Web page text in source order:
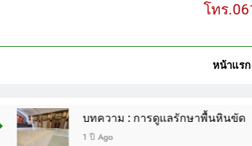
โทร
หน้าแรก
บทความ : การดูแลรักษาพื้นหินขัด
1 ปี Ago